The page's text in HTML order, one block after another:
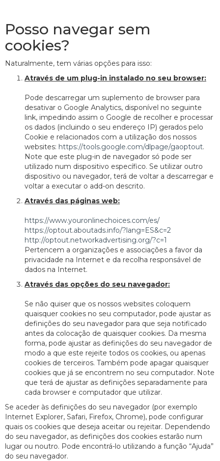
Posso navegar sem
cookies?
Naturalmente, tem várias opções para isso:
Através de um plug-in instalado no seu browser:
Pode descarregar um suplemento de browser para
desativar o Google Analytics, disponível no seguinte
link, impedindo assim o Google de recolher e processar
os dados (incluindo o seu endereço IP) gerados pelo
Cookie e relacionados com a utilização dos nossos
websites: https://tools.google.com/dlpage/gaoptout.
Note que este plug-in de navegador só pode ser
utilizado num dispositivo específico. Se utilizar outro
dispositivo ou navegador, terá de voltar a descarregar e
voltar a executar o add-on descrito.
Através das páginas web:
https://www.youronlinechoices.com/es/
https://optout.aboutads.info/?lang=ES&c=2
http://optout.networkadvertising.org/?c=1
Pertencem a organizações e associações a favor da
privacidade na Internet e da recolha responsável de
dados na Internet.
Através das opções do seu navegador:
Se não quiser que os nossos websites coloquem
quaisquer cookies no seu computador, pode ajustar as
definições do seu navegador para que seja notificado
antes da colocação de quaisquer cookies. Da mesma
forma, pode ajustar as definições do seu navegador de
modo a que este rejeite todos os cookies, ou apenas
cookies de terceiros. Também pode apagar quaisquer
cookies que já se encontrem no seu computador. Note
que terá de ajustar as definições separadamente para
cada browser e computador que utilizar.
Se aceder às definições do seu navegador (por exemplo
Internet Explorer, Safari, Firefox, Chrome), pode configurar
quais os cookies que deseja aceitar ou rejeitar. Dependendo
do seu navegador, as definições dos cookies estarão num
lugar ou noutro. Pode encontrá-lo utilizando a função “Ajuda”
do seu navegador.